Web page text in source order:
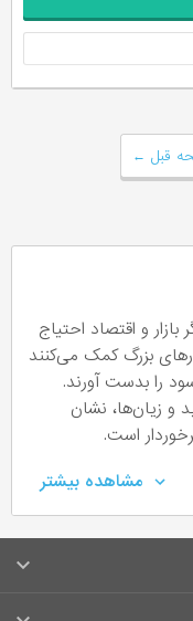
← قبل
بازار و اقتصاد احتیاج
بزرگ کمک می‌کنند
را بدست آورند.
و زیان‌ها، نشان
است.
دارد، به افراد
کنند. او به
مشاهده بیشتر